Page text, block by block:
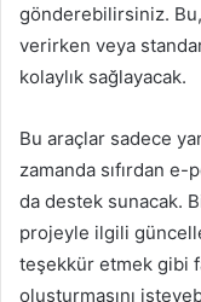
gönderebilirsiniz.
verirken veya
kolaylık sağlayacak.
Bu araçlar sadece
zamanda sıfırdan
da destek sunacak.
projeyle ilgili
teşekkür etmek gibi
oluşturmasını